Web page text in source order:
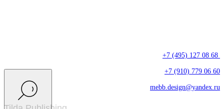
+7 (495) 127 08 68
+7 (910) 779 06 60
mebb.design@yandex.ru